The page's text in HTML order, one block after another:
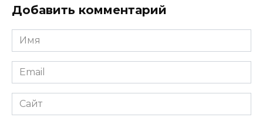
Добавить комментарий
Имя
*
Email
*
Сайт